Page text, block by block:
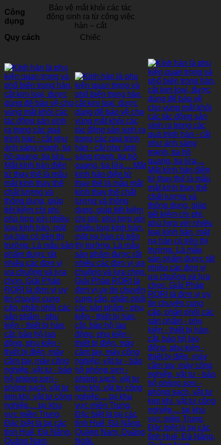
Công
dụng
Bảo vệ mắt khỏi các tác
động sinh ra từ công việc
hàn – cắt
Quy cách
Chiếc